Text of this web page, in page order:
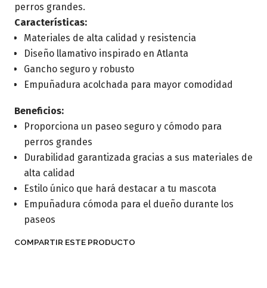
perros grandes.
Características:
Materiales de alta calidad y resistencia
Diseño llamativo inspirado en Atlanta
Gancho seguro y robusto
Empuñadura acolchada para mayor comodidad
Beneficios:
Proporciona un paseo seguro y cómodo para
perros grandes
Durabilidad garantizada gracias a sus materiales de
alta calidad
Estilo único que hará destacar a tu mascota
Empuñadura cómoda para el dueño durante los
paseos
COMPARTIR ESTE PRODUCTO